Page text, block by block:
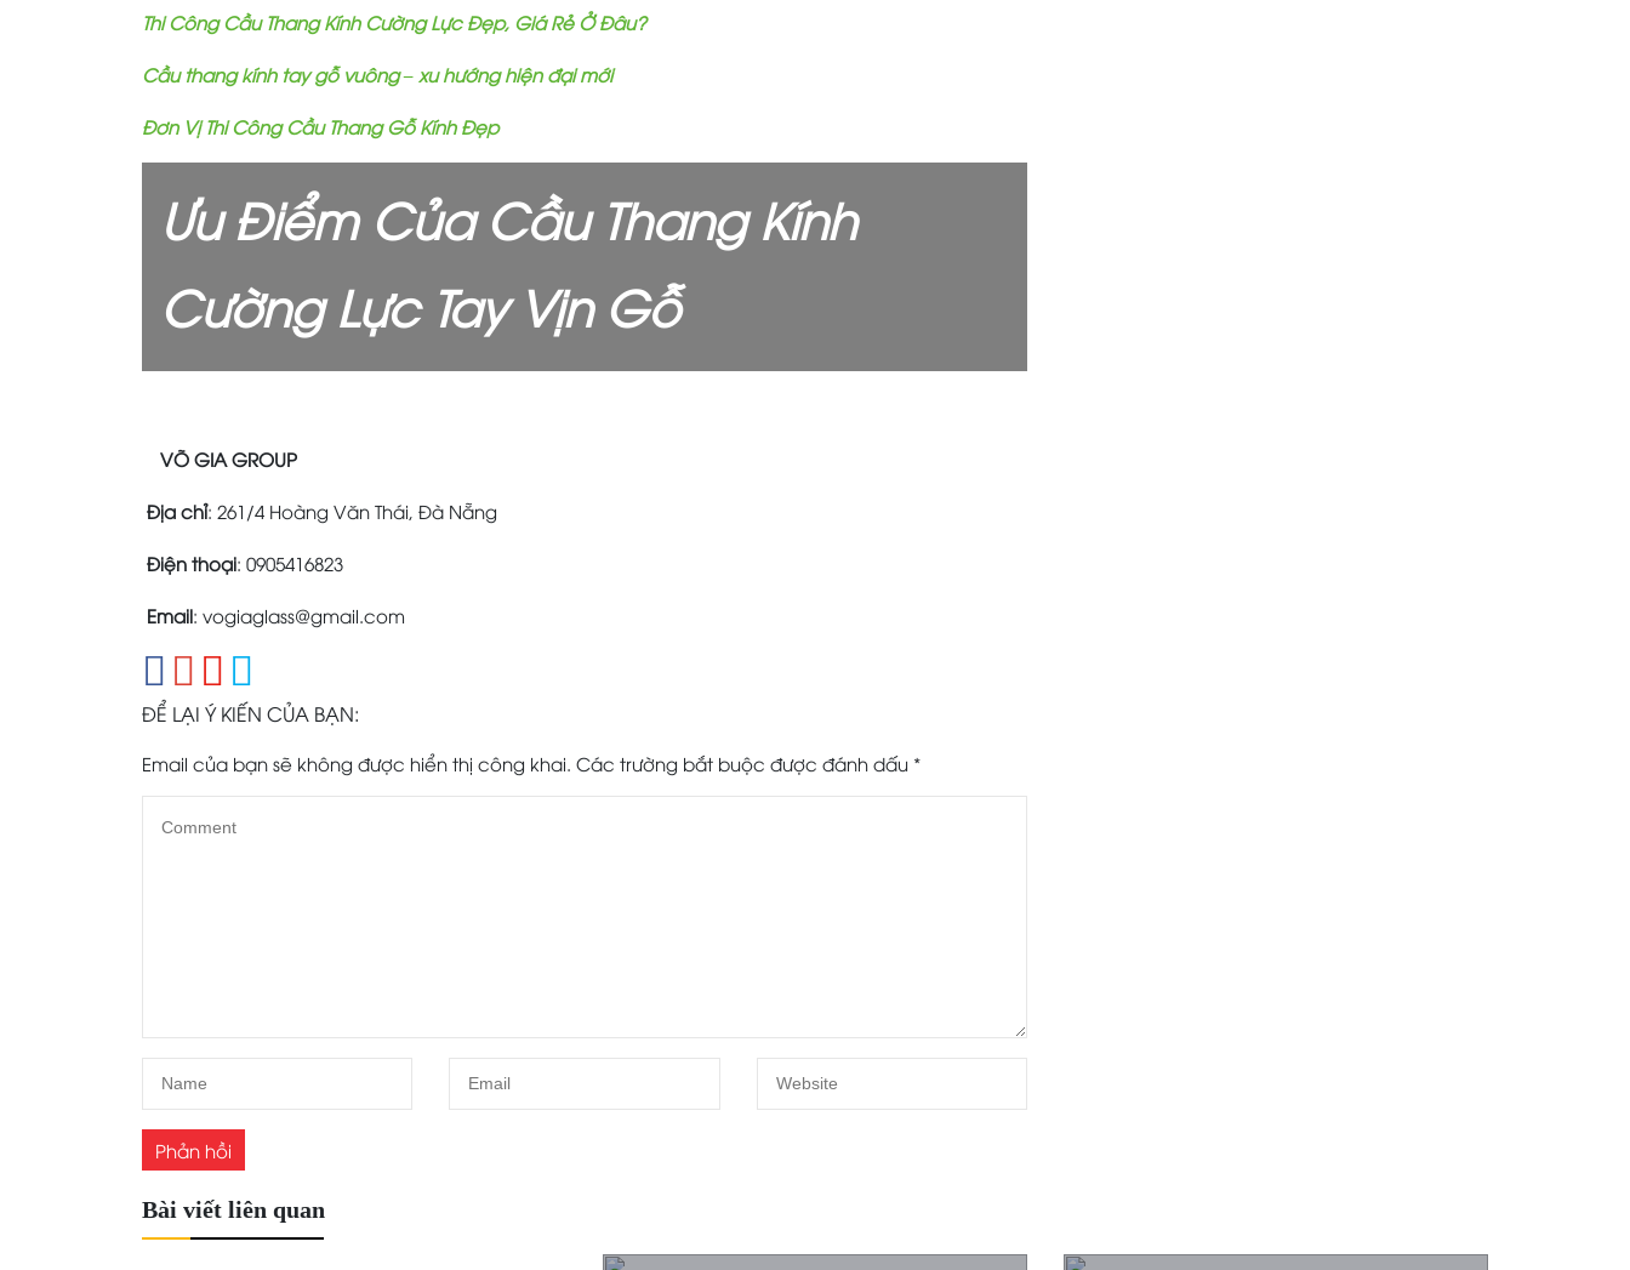
Thi Công Cầu Thang Kính Cường Lực Đẹp, Giá Rẻ Ở Đâu?
Cầu thang kính tay gỗ vuông – xu hướng hiện đại mới
Đơn Vị Thi Công Cầu Thang Gỗ Kính Đẹp
Ưu Điểm Của Cầu Thang Kính
Cường Lực Tay Vịn Gỗ
VÕ GIA GROUP
Địa chỉ: 261/4 Hoàng Văn Thái, Đà Nẵng
Điện thoại: 0905416823
Email: vogiaglass@gmail.com
ĐỂ LẠI Ý KIẾN CỦA BẠN:
Email của bạn sẽ không được hiển thị công khai. Các trường bắt buộc được đánh dấu *
Bài viết liên quan
Thi Công Cầu Thang Kính Đà Nẵng